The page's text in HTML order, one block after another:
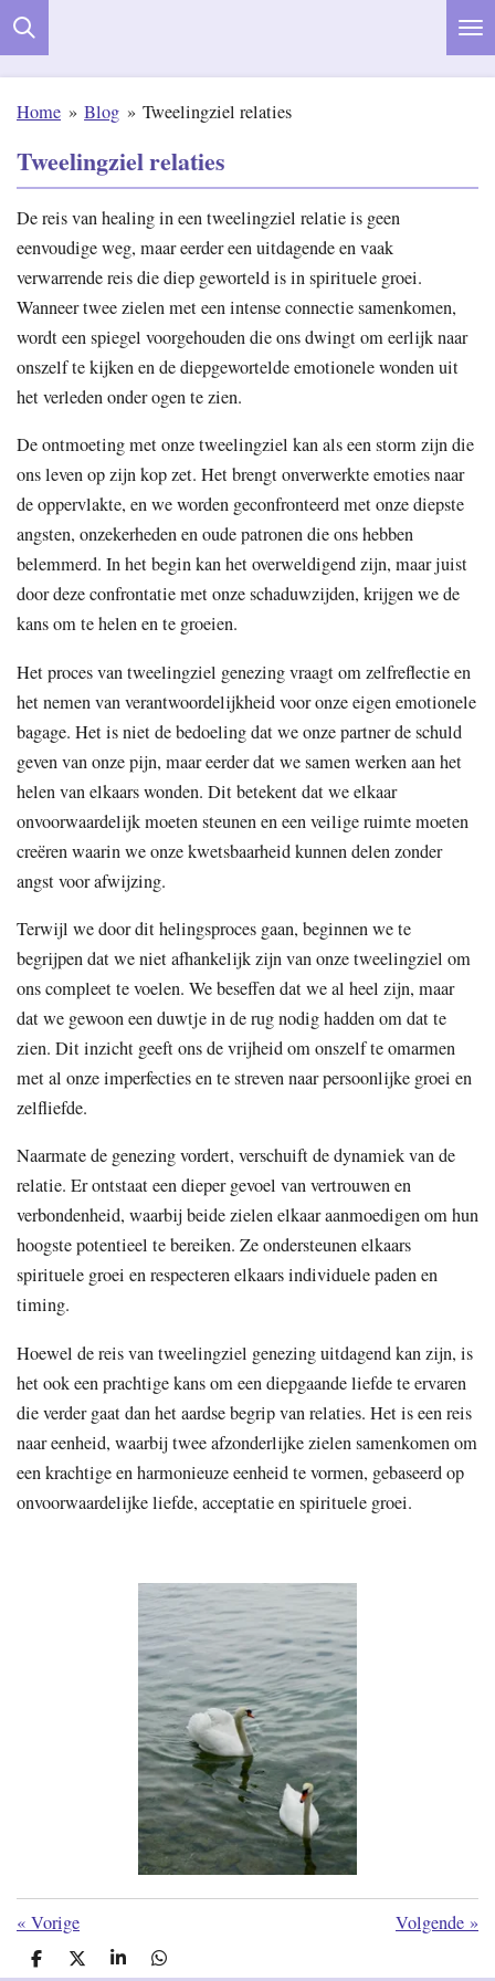
Ga
direct
naar
de
Home » Blog » Tweelingziel relaties
Tweelingziel relaties
De reis van healing in een tweelingziel relatie is geen
eenvoudige weg, maar eerder een uitdagende en vaak
verwarrende reis die diep geworteld is in spirituele groei.
Wanneer twee zielen met een intense connectie samenkomen,
wordt een spiegel voorgehouden die ons dwingt om eerlijk naar
onszelf te kijken en de diepgewortelde emotionele wonden uit
het verleden onder ogen te zien.
De ontmoeting met onze tweelingziel kan als een storm zijn die
ons leven op zijn kop zet. Het brengt onverwerkte emoties naar
de oppervlakte, en we worden geconfronteerd met onze diepste
angsten, onzekerheden en oude patronen die ons hebben
belemmerd. In het begin kan het overweldigend zijn, maar juist
door deze confrontatie met onze schaduwzijden, krijgen we de
kans om te helen en te groeien.
Het proces van tweelingziel genezing vraagt om zelfreflectie en
het nemen van verantwoordelijkheid voor onze eigen emotionele
bagage. Het is niet de bedoeling dat we onze partner de schuld
geven van onze pijn, maar eerder dat we samen werken aan het
helen van elkaars wonden. Dit betekent dat we elkaar
onvoorwaardelijk moeten steunen en een veilige ruimte moeten
creëren waarin we onze kwetsbaarheid kunnen delen zonder
angst voor afwijzing.
Terwijl we door dit helingsproces gaan, beginnen we te
begrijpen dat we niet afhankelijk zijn van onze tweelingziel om
ons compleet te voelen. We beseffen dat we al heel zijn, maar
dat we gewoon een duwtje in de rug nodig hadden om dat te
zien. Dit inzicht geeft ons de vrijheid om onszelf te omarmen
met al onze imperfecties en te streven naar persoonlijke groei en
zelfliefde.
Naarmate de genezing vordert, verschuift de dynamiek van de
relatie. Er ontstaat een dieper gevoel van vertrouwen en
verbondenheid, waarbij beide zielen elkaar aanmoedigen om hun
hoogste potentieel te bereiken. Ze ondersteunen elkaars
spirituele groei en respecteren elkaars individuele paden en
timing.
Hoewel de reis van tweelingziel genezing uitdagend kan zijn, is
het ook een prachtige kans om een diepgaande liefde te ervaren
die verder gaat dan het aardse begrip van relaties. Het is een reis
naar eenheid, waarbij twee afzonderlijke zielen samenkomen om
een krachtige en harmonieuze eenheid te vormen, gebaseerd op
onvoorwaardelijke liefde, acceptatie en spirituele groei.
« Vorige Volgende »
D
D
S
D